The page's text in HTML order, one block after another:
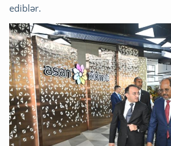
ediblər.